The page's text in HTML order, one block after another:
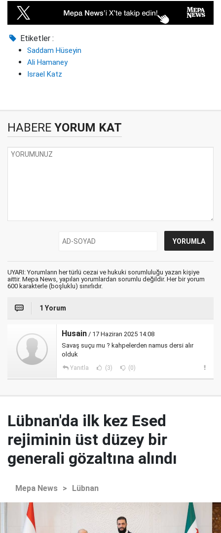
Etiketler :
Saddam Hüseyin
Ali Hamaney
Israel Katz
HABERE YORUM KAT
UYARI: Yorumların her türlü cezai ve hukuki sorumluluğu yazan kişiye
aittir. Mepa News, yapılan yorumlardan sorumlu değildir. Her bir yorum
600 karakterle (boşluklu) sınırlıdır.
1 Yorum
Husain / 17 Haziran 2025 14:08
Savaş suçu mu ? kahpelerden namus dersi alır
olduk
Yanıtla (3) (0)
Lübnan'da ilk kez Esed
rejiminin üst düzey bir
generali gözaltına alındı
Mepa News > Lübnan